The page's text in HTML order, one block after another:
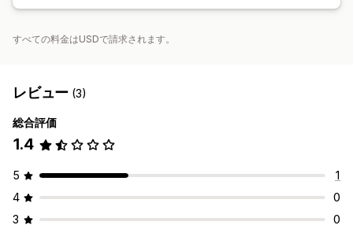
すべての料金はUSDで請求されます。
レビュー (3)
総合評価
1.4
5
1
4
0
3
0